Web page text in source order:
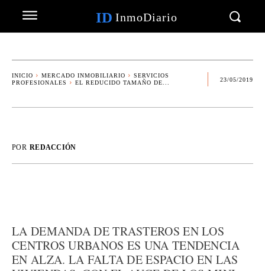
ID InmoDiario
INICIO MERCADO INMOBILIARIO
SERVICIOS
PROFESIONALES
EL REDUCIDO TAMAÑO DE...
23/05/2019
POR REDACCIÓN
LA DEMANDA DE TRASTEROS EN LOS
CENTROS URBANOS ES UNA TENDENCIA
EN ALZA. LA FALTA DE ESPACIO EN LAS